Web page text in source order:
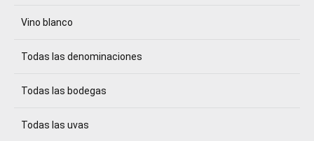
Vino blanco
Todas las denominaciones
Todas las bodegas
Todas las uvas